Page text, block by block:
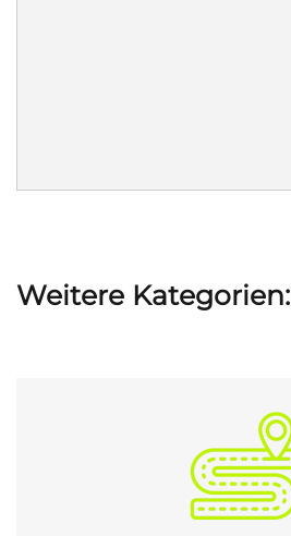
Weitere Kategorien: